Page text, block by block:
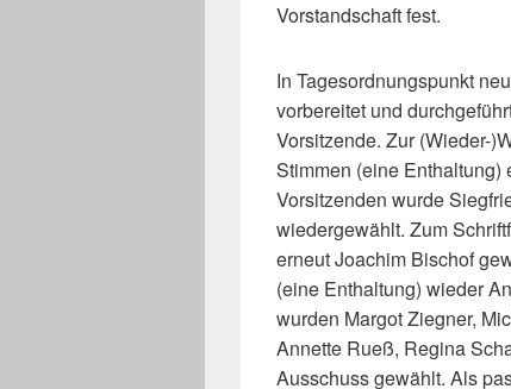
Vorstandschaft fest.
In Tagesordnungspunkt
vorbereitet und
Vorsitzende. Zur (Wieder-
Stimmen (eine Enthaltung)
Vorsitzenden wurde
wiedergewählt. Zum
erneut Joachim Bischof
(eine Enthaltung) wieder
wurden Margot Ziegner,
Annette Rueß, Regina
Ausschuss gewählt. Als